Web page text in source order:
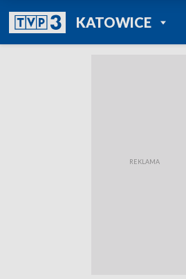
KATOWICEPOWRÓT DO
TVP REGIONY